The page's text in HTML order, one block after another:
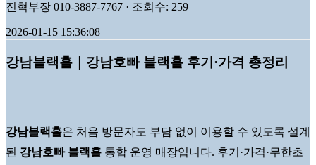
진혁부장 010-3887-7767 · 조회수: 259
2026-01-15 15:36:08
강남블랙홀｜강남호빠 블랙홀 후기·가격 총정리
강남블랙홀은 처음 방문자도 부담 없이 이용할 수 있도록 설계
된 강남호빠 블랙홀 통합 운영 매장입니다. 후기·가격·무한초